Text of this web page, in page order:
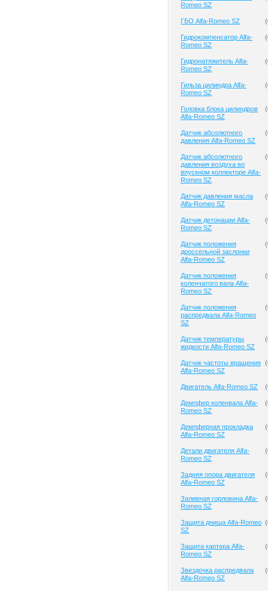
Romeo SZ
ГБО Alfa-Romeo SZ (
Гидрокомпенсатор Alfa-
Romeo SZ
(
Гидронатяжитель Alfa-
Romeo SZ
(
Гильза цилиндра Alfa-
Romeo SZ
(
Головка блока цилиндров
Alfa-Romeo SZ
(
Датчик абсолютного
давления Alfa-Romeo SZ
(
Датчик абсолютного
давления воздуха во
впускном коллекторе Alfa-
Romeo SZ
(
Датчик давления масла
Alfa-Romeo SZ
(
Датчик детонации Alfa-
Romeo SZ
(
Датчик положения
дроссельной заслонки
Alfa-Romeo SZ
(
Датчик положения
коленчатого вала Alfa-
Romeo SZ
(
Датчик положения
распредвала Alfa-Romeo
SZ
(
Датчик температуры
жидкости Alfa-Romeo SZ
(
Датчик частоты вращения
Alfa-Romeo SZ
(
Двигатель Alfa-Romeo SZ (
Демпфер коленвала Alfa-
Romeo SZ
(
Демпферная прокладка
Alfa-Romeo SZ
(
Детали двигателя Alfa-
Romeo SZ
(
Задняя опора двигателя
Alfa-Romeo SZ
(
Заливная горловина Alfa-
Romeo SZ
(
Защита днища Alfa-Romeo
SZ
(
Защита картера Alfa-
Romeo SZ
(
Звездочка распредвала
Alfa-Romeo SZ
(